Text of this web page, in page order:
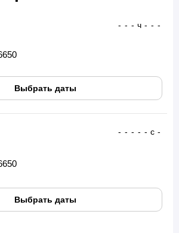
- - - ч - - -
Выбрать даты
- - - - - с -
Выбрать даты